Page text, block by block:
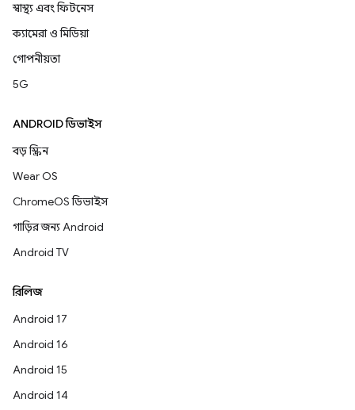
স্বাস্থ্য এবং ফিটনেস
ক্যামেরা ও মিডিয়া
গোপনীয়তা
5G
ANDROID ডিভাইস
বড় স্ক্রিন
Wear OS
ChromeOS ডিভাইস
গাড়ির জন্য Android
Android TV
রিলিজ
Android 17
Android 16
Android 15
Android 14